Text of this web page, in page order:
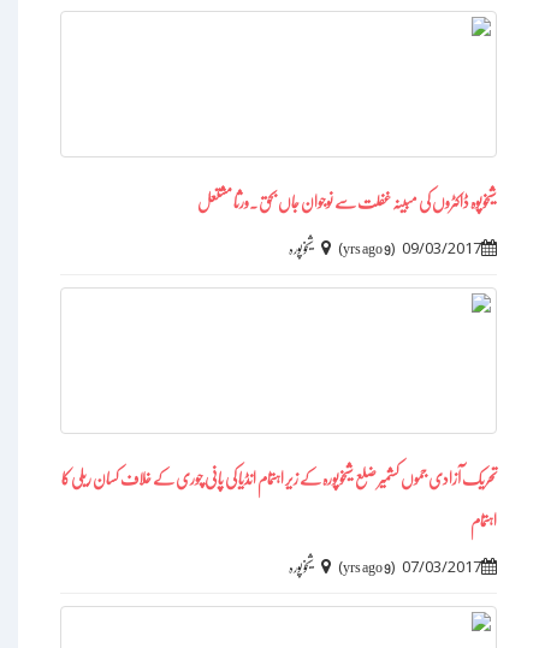
شیخوپوہ ڈاکٹروں کی مبینہ غفلت سے نوجوان جاں بحق ۔ورثا مشتعل
09/03/2017
(
9 yrs ago
) شیخوپورہ
تحریک آزادی جموں کشمیر ضلع شیخوپورہ کے زیر اہتمام انڈیا کی پانی چوری کے خلاف کسان ریلی کا
اہتمام
07/03/2017
(
9 yrs ago
) شیخوپورہ